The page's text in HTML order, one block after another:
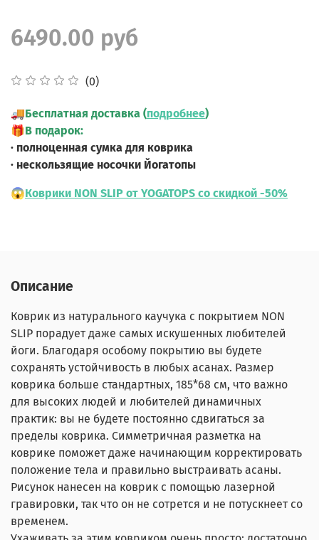
(0)
6490.00 руб
🚚Бесплатная доставка (подробнее)
🎁В подарок:
· полноценная сумка для коврика
· нескользящие носочки Йогатопы
😱Коврики NON SLIP от YOGATOPS со скидкой -50%
Описание
Коврик из натурального каучука с покрытием NON
SLIP порадует даже самых искушенных любителей
йоги. Благодаря особому покрытию вы будете
сохранять устойчивость в любых асанах. Размер
коврика больше стандартных, 185*68 см, что важно
для высоких людей и любителей динамичных
практик: вы не будете постоянно сдвигаться за
пределы коврика. Симметричная разметка на
коврике поможет даже начинающим корректировать
положение тела и правильно выстраивать асаны.
Рисунок нанесен на коврик с помощью лазерной
гравировки, так что он не сотрется и не потускнеет со
временем.